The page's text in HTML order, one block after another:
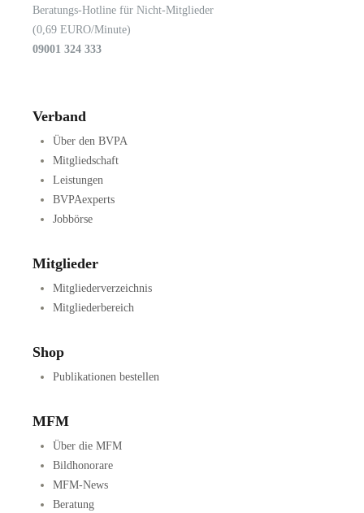
Beratungs-Hotline für Nicht-Mitglieder
(0,69 EURO/Minute)
09001 324 333
Verband
Über den BVPA
Mitgliedschaft
Leistungen
BVPAexperts
Jobbörse
Mitglieder
Mitgliederverzeichnis
Mitgliederbereich
Shop
Publikationen bestellen
MFM
Über die MFM
Bildhonorare
MFM-News
Beratung